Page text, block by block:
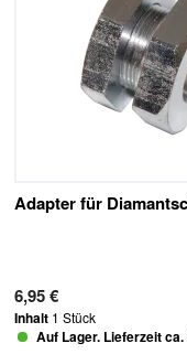
Adapter für
6,95 €
Inhalt 1 Stück
Auf Lager. Lieferzeit ca.